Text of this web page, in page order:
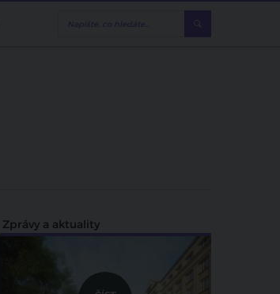
Zprávy a aktuality